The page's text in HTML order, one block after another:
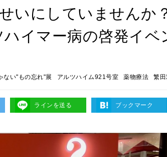
せいにしていません
イマー病の啓発イベ
ない"もの忘れ"展 アルツハイム921号室 薬物療法 繁
ラインを送る ブックマーク